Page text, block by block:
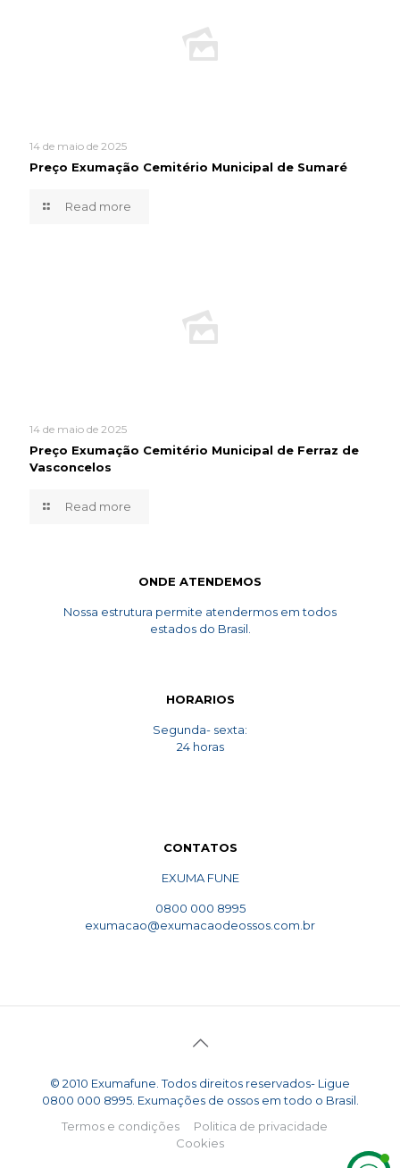
14 de maio de 2025
Preço Exumação Cemitério Municipal de Sumaré
Read more
14 de maio de 2025
Preço Exumação Cemitério Municipal de Ferraz de
Vasconcelos
Read more
ONDE ATENDEMOS
Nossa estrutura permite atendermos em todos
estados do Brasil.
HORARIOS
Segunda- sexta:
24 horas
CONTATOS
EXUMA FUNE
0800 000 8995
exumacao@exumacaodeossos.com.br
© 2010 Exumafune. Todos direitos reservados- Ligue
0800 000 8995. Exumações de ossos em todo o Brasil.
Termos e condições
Politica de privacidade
Cookies